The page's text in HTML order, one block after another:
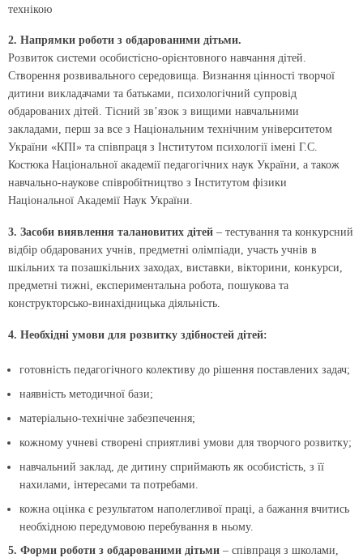
технікою
2. Напрямки роботи з обдарованими дітьми.
Розвиток системи особистісно-орієнтовного навчання дітей.
Створення розвивального середовища. Визнання цінності творчої
дитини викладачами та батьками, психологічний супровід
обдарованих дітей. Тісний зв’язок з вищими навчальними
закладами, перш за все з Національним технічним університетом
України «КПІ» та співпраця з Інститутом психології імені Г.С.
Костюка Національної академії педагогічних наук України, а також
навчально-наукове співробітництво з Інститутом фізики
Національної Академії Наук України.
3. Засоби виявлення талановитих дітей – тестування та конкурсний
відбір обдарованих учнів, предметні олімпіади, участь учнів в
шкільних та позашкільних заходах, виставки, вікторини, конкурси,
предметні тижні, експериментальна робота, пошукова та
конструкторсько-винахідницька діяльність.
4. Необхідні умови для розвитку здібностей дітей:
готовність педагогічного колективу до рішення поставлених задач;
наявність методичної бази;
матеріально-технічне забезпечення;
кожному учневі створені сприятливі умови для творчого розвитку;
навчальний заклад, де дитину сприймають як особистість, з її
нахилами, інтересами та потребами.
кожна оцінка є результатом наполегливої праці, а бажання вчитись
необхідною передумовою перебування в ньому.
5. Форми роботи з обдарованими дітьми – співпраця з школами,